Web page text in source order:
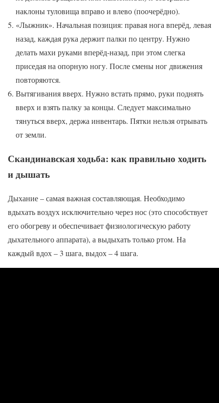
наклоны туловища вправо и влево (поочерёдно).
«Лыжник». Начальная позиция: правая нога вперёд, левая
назад, каждая рука держит палки по центру. Нужно
делать махи руками вперёд-назад, при этом слегка
приседая на опорную ногу. После смены ног движения
повторяются.
Вытягивания вверх. Нужно встать прямо, руки поднять
вверх и взять палку за концы. Следует максимально
тянуться вверх, держа инвентарь. Пятки нельзя отрывать
от земли.
Скандинавская ходьба: как правильно ходить
и дышать
Дыхание – самая важная составляющая. Необходимо
вдыхать воздух исключительно через нос (это способствует
его обогреву и обеспечивает физиологическую работу
дыхательного аппарата), а выдыхать только ртом. На
каждый вдох – 3 шага, выдох – 4 шага.